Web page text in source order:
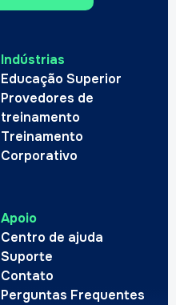
Indústrias
Educação Superior
Provedores de
treinamento
Treinamento
Corporativo
Apoio
Centro de ajuda
Suporte
Contato
Perguntas Frequentes